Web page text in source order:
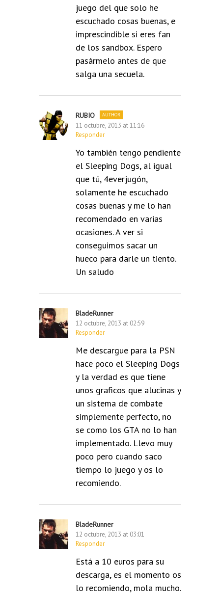
juego del que solo he
escuchado cosas buenas, e
imprescindible si eres fan
de los sandbox. Espero
pasármelo antes de que
salga una secuela.
RUBIO
11 octubre, 2013 at 11:16
Responder
Yo también tengo pendiente
el Sleeping Dogs, al igual
que tú, 4everjugón,
solamente he escuchado
cosas buenas y me lo han
recomendado en varias
ocasiones. A ver si
conseguimos sacar un
hueco para darle un tiento.
Un saludo
BladeRunner
12 octubre, 2013 at 02:59
Responder
Me descargue para la PSN
hace poco el Sleeping Dogs
y la verdad es que tiene
unos graficos que alucinas y
un sistema de combate
simplemente perfecto, no
se como los GTA no lo han
implementado. Llevo muy
poco pero cuando saco
tiempo lo juego y os lo
recomiendo.
BladeRunner
12 octubre, 2013 at 03:01
Responder
Está a 10 euros para su
descarga, es el momento os
lo recomiendo, mola mucho.